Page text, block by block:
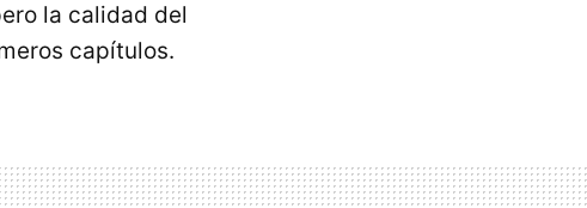
la calidad del
capítulos.